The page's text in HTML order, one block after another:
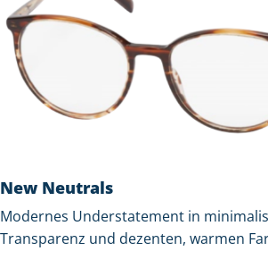
New Neutrals
Modernes Understatement in
Transparenz und dezenten, warmen